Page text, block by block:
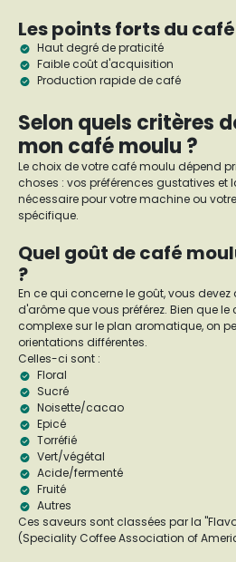
Les points forts du
Haut degré de praticité
Faible coût d'acquisition
Production rapide de café
Selon quels critères
mon café moulu ?
Le choix de votre café moulu dépend
choses : vos préférences gustatives et
nécessaire pour votre machine ou
spécifique.
Quel goût de café
?
En ce qui concerne le goût, vous
d'arôme que vous préférez. Bien que
complexe sur le plan aromatique, on
orientations différentes.
Celles-ci sont :
Floral
Sucré
Noisette/cacao
Epicé
Torréfié
Vert/végétal
Acide/fermenté
Fruité
Autres
Ces saveurs sont classées par la
(Speciality Coffee Association of